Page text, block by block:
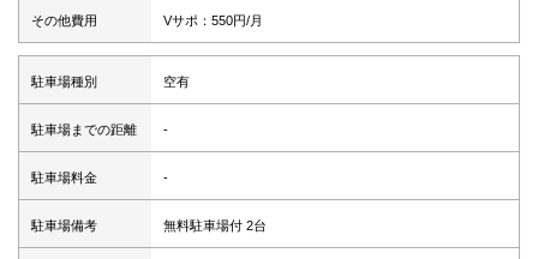
その他費用 Vサポ：550円/月
駐車場種別 空有
駐車場までの距離 -
駐車場料金 -
駐車場備考 無料駐車場付 2台